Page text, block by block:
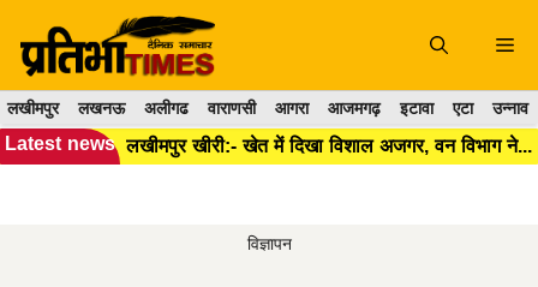
content
लखीमपुर लखनऊ अलीगढ वाराणसी आगरा आजमगढ़ इटावा एटा उन्नाव
Latest news लखीमपुर खीरी:- खेत में दिखा विशाल अजगर, वन विभाग ने सुरक्षित रेस्क्यू कर जंगल में छोड़ा।
विज्ञापन